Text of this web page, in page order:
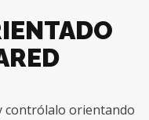
contrólalo orientando